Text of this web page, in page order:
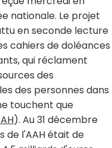
nationale. Le projet
en seconde lecture
cahiers de doléances
qui réclament
des
des personnes dans
touchent que
). Au 31 décembre
de l'AAH était de